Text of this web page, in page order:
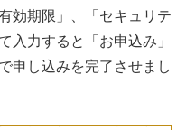
効期限」、「セキュリテ
入力すると「お申込み」
申し込みを完了させまし